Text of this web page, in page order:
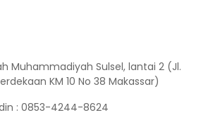
Muhammadiyah Sulsel, lantai 2 (Jl.
KM 10 No 38 Makassar)
: 0853-4244-8624